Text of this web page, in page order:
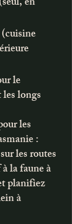
le
longs
les
:
les routes
la faune à
planifiez
à